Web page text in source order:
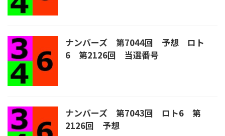
ナンバーズ 第7044回 予想 ロト
6 第2126回 当選番号
ナンバーズ 第7043回 ロト6 第
2126回 予想